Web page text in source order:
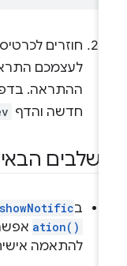
חוזרים
לעצמכם התראה
ההתראה.
חדשה והדף
הבאים
ב
ation()אפשר
להתאמה אישית